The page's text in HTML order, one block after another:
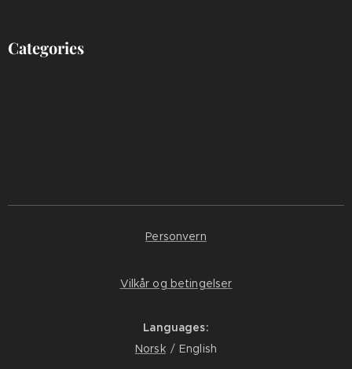
Categories
Personvern
Vilkår og betingelser
Languages
Norsk
English